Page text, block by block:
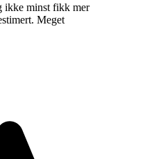
ikke minst fikk mer
Meget